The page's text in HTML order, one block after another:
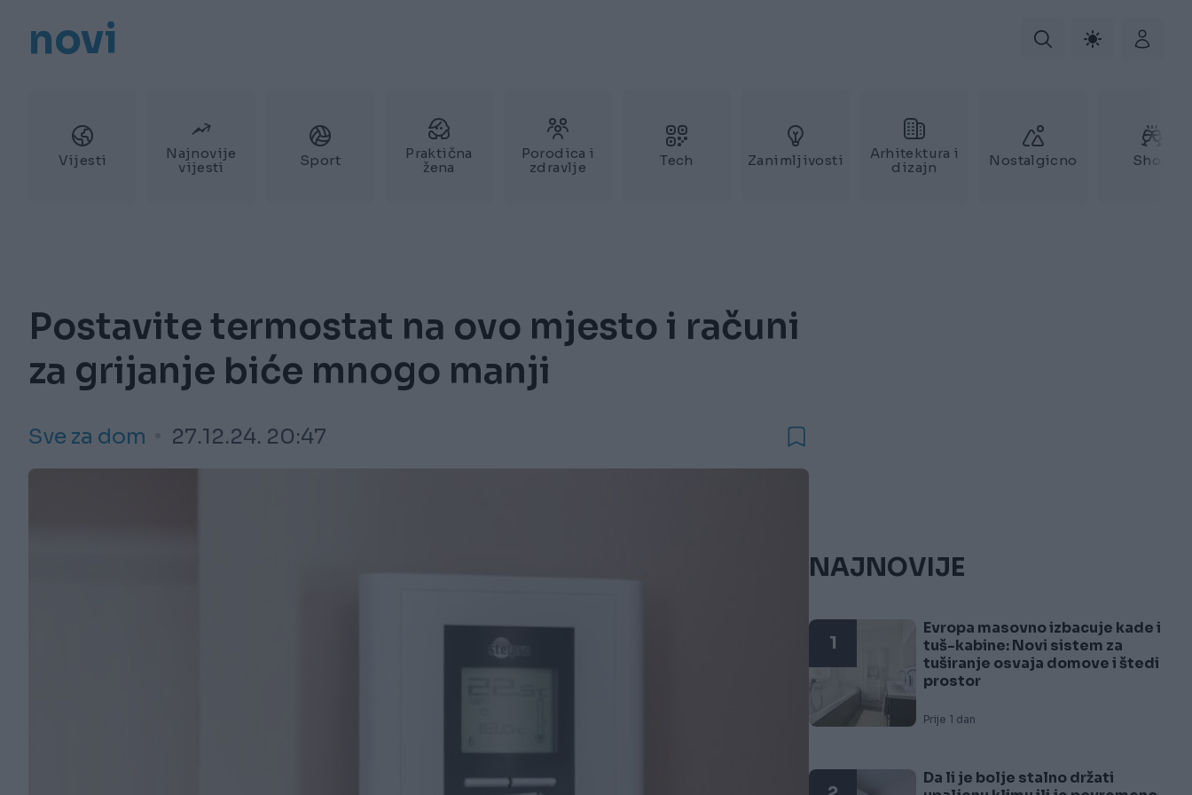
novi
Vijesti
Najnovije
vijesti
Sport
Praktična
žena
Porodica i
zdravlje
Tech Zanimljivosti
Arhitektura i
dizajn
Nostalgicno Show
Postavite termostat na ovo mjesto i računi
za grijanje biće mnogo manji
Sve za dom 27.12.24. 20:47
NAJNOVIJE
1
Evropa masovno izbacuje kade i
tuš-kabine: Novi sistem za
tuširanje osvaja domove i štedi
prostor
Prije 1 dan
Da li je bolje stalno držati